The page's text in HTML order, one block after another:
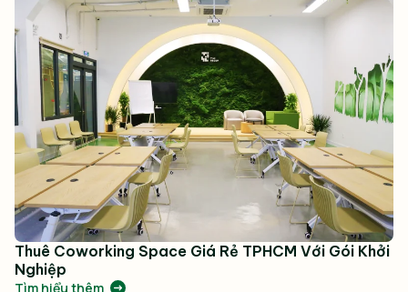
Thuê Coworking Space Giá Rẻ TPHCM Với Gói Khởi
Nghiệp
Tìm hiểu thêm